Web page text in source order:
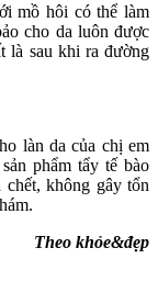
mồ hôi có thể làm
cho da luôn được
là sau khi ra đường
làn da của chị em
phẩm tẩy tế bào
không gây tổn
Theo khỏe&đẹp